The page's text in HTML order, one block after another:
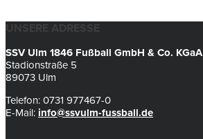
UNSERE ADRESSE
SSV Ulm 1846 Fußball GmbH & Co. KGaA
Stadionstraße 5
89073 Ulm
Telefon: 0731 977467-0
E-Mail: info@ssvulm-fussball.de